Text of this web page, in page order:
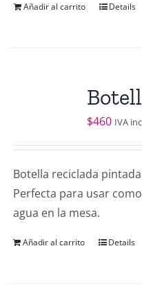
Añadir al carrito Details
$460 IVA
Botella reciclada
Perfecta para usar
agua en la mesa.
Añadir al carrito Details